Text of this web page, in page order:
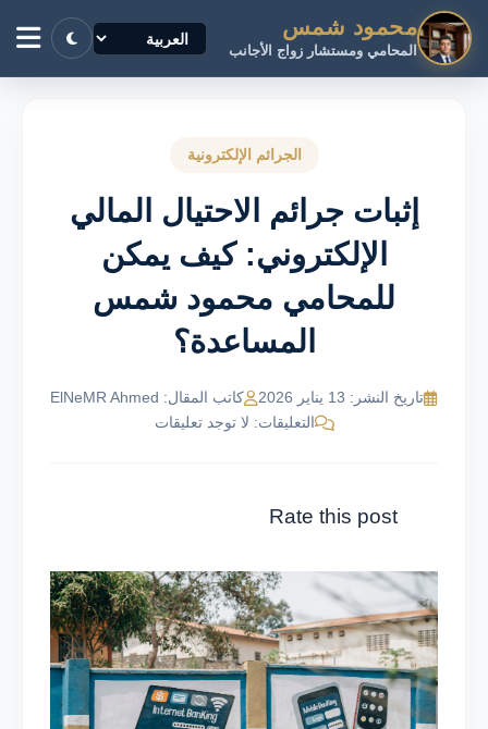
محمود شمس
المحامي ومستشار زواج الأجانب
الجرائم الإلكترونية
إثبات جرائم الاحتيال المالي
الإلكتروني: كيف يمكن
للمحامي محمود شمس
المساعدة؟
تاريخ النشر: 13 يناير 2026
كاتب المقال: ElNeMR Ahmed
التعليقات: لا توجد تعليقات
Rate this post